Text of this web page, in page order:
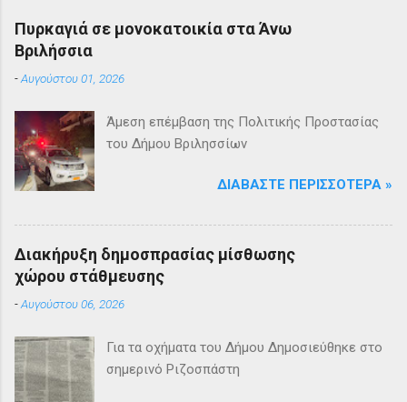
Πυρκαγιά σε μονοκατοικία στα Άνω
Βριλήσσια
-Αυγούστου 01, 2026
Άμεση επέμβαση της Πολιτικής Προστασίας
του Δήμου Βριλησσίων
ΔΙΑΒΆΣΤΕ ΠΕΡΙΣΣΌΤΕΡΑ »
Διακήρυξη δημοσπρασίας μίσθωσης
χώρου στάθμευσης
-Αυγούστου 06, 2026
Για τα οχήματα του Δήμου Δημοσιεύθηκε στο
σημερινό Ριζοσπάστη